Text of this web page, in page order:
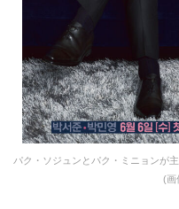
パク・ソジュンとパク・ミニョンが
(画